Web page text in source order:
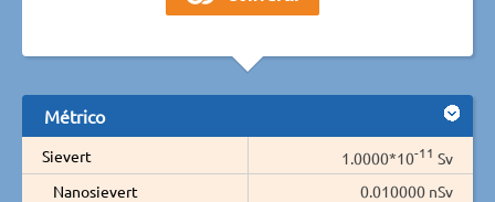
Métrico
Sievert 1.0000*10-11 Sv
Nanosievert
0.010000 nSv